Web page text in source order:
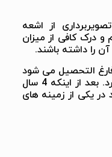
از اشعه
و درک کافی از میزان
را داشته باشند.
التحصیل می شود
و گواهی گذراندن دوره اش را بگیرد. بعد از اینکه 4 سال
در یکی از زمینه های